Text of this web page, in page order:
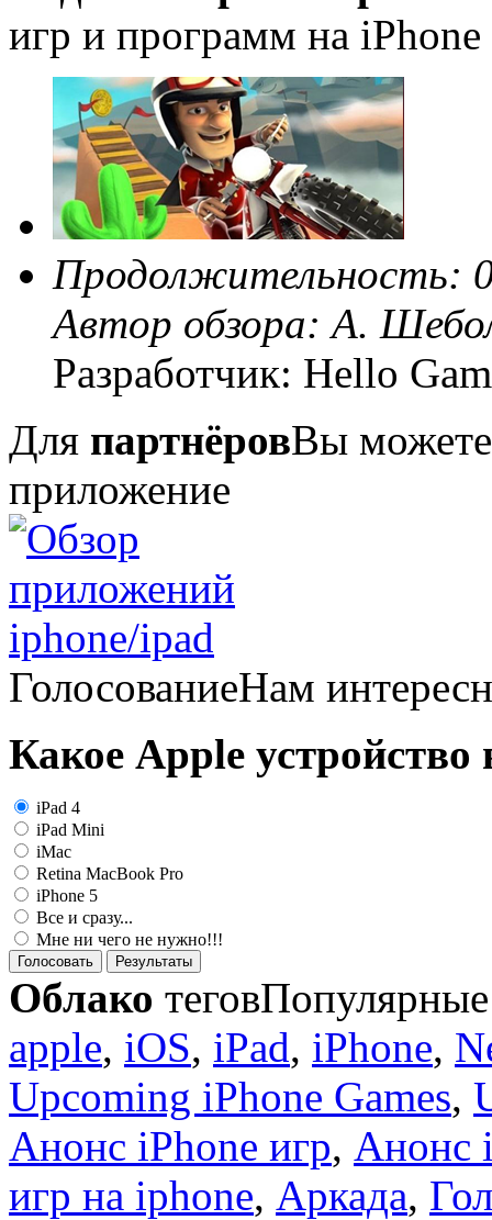
игр и программ на
Продолжительность:
Автор обзора:А.
Разработчик: Hello
Для партнёровВы можете
приложение
ГолосованиеНам
Какое Apple устройство
iPad 4
iPad Mini
iMac
Retina MacBook Pro
iPhone 5
Все и сразу...
Мне ни чего не нужно!!!
Голосовать Результаты
Облако теговПопулярные
apple, iOS, iPad, iPhone,
Upcoming iPhone Games,
Анонс iPhone игр, Анонс
игр на iphone, Аркада,